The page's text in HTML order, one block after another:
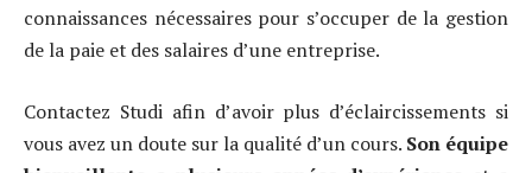
connaissances nécessaires pour s’occuper de la gestion
de la paie et des salaires d’une entreprise.
Contactez Studi afin d’avoir plus d’éclaircissements si
vous avez un doute sur la qualité d’un cours. Son équipe